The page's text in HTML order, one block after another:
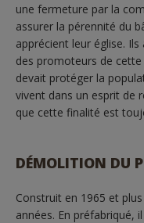
une fermeture par la
assurer la pérennité du
apprécient leur église.
des promoteurs de
devait protéger la
vivent dans un esprit de
que cette finalité est
DÉMOLITION DU
Construit en 1965 et
années. En préfabriqué,